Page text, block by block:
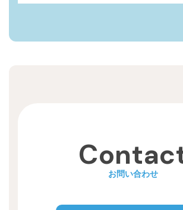
お問い合わせ